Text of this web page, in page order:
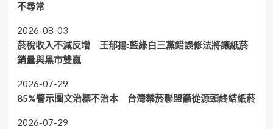
不尋常
2026-08-03
菸稅收入不減反增 王郁揚:藍綠白三黨錯誤修法將讓紙菸
銷量與黑市雙贏
2026-07-29
85%警示圖文治標不治本 台灣禁菸聯盟籲從源頭終結紙菸
2026-07-29